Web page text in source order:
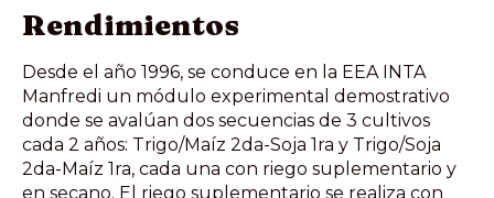
Rendimientos
Desde el año 1996, se conduce en la EEA INTA
Manfredi un módulo experimental demostrativo
donde se avalúan dos secuencias de 3 cultivos
cada 2 años: Trigo/Maíz 2da-Soja 1ra y Trigo/Soja
2da-Maíz 1ra, cada una con riego suplementario y
en secano. El riego suplementario se realiza con